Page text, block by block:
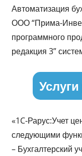
Автоматизация
ООО “Прима-
программного
редакция 3”
«1C-Рарус:Учет
следующими
– Бухгалтерский